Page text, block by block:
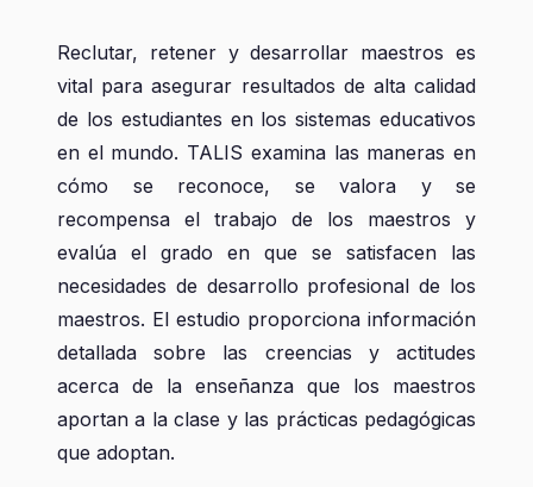
Reclutar, retener y desarrollar maestros es
vital para asegurar resultados de alta calidad
de los estudiantes en los sistemas educativos
en el mundo. TALIS examina las maneras en
cómo se reconoce, se valora y se
recompensa el trabajo de los maestros y
evalúa el grado en que se satisfacen las
necesidades de desarrollo profesional de los
maestros. El estudio proporciona información
detallada sobre las creencias y actitudes
acerca de la enseñanza que los maestros
aportan a la clase y las prácticas pedagógicas
que adoptan.